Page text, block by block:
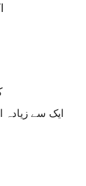
ایک سے زیادہ